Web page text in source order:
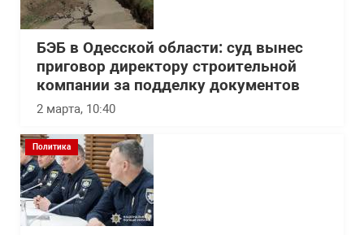
БЭБ в Одесской области: суд вынес
приговор директору строительной
компании за подделку документов
2 марта, 10:40
Политика